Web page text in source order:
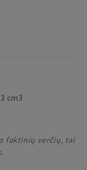
cm3
faktinių verčių, tai